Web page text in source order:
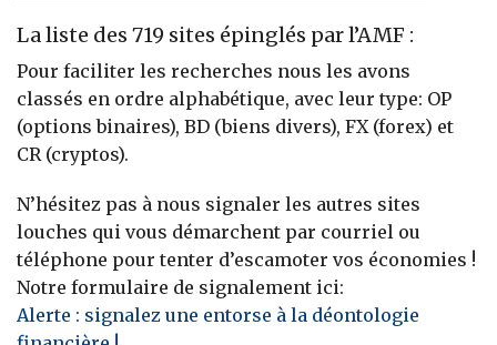
La liste des 719 sites épinglés par l’AMF :
Pour faciliter les recherches nous les avons
classés en ordre alphabétique, avec leur type: OP
(options binaires), BD (biens divers), FX (forex) et
CR (cryptos).
N’hésitez pas à nous signaler les autres sites
louches qui vous démarchent par courriel ou
téléphone pour tenter d’escamoter vos économies !
Notre formulaire de signalement ici:
Alerte : signalez une entorse à la déontologie